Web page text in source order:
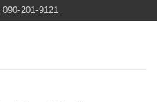
090-201-9121